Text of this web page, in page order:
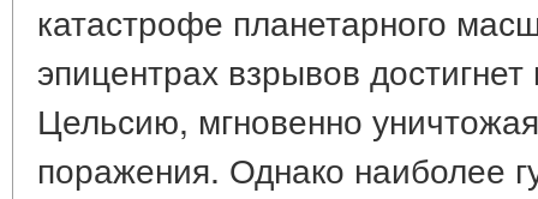
катастрофе планетарного
эпицентрах взрывов
Цельсию, мгновенно
поражения. Однако наиболее